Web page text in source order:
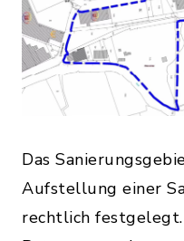
Das
Aufstellung einer
rechtlich